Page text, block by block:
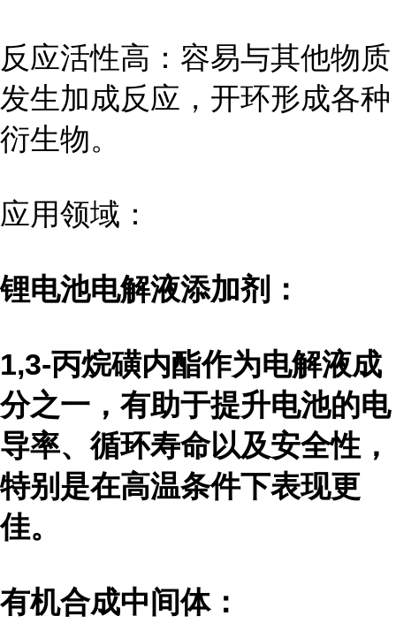
反应活性高：容易与其他物质
发生加成反应，开环形成各种
衍生物。
应用领域：
锂电池电解液添加剂：
1,3-丙烷磺内酯作为电解液成
分之一，有助于提升电池的电
导率、循环寿命以及安全性，
特别是在高温条件下表现更
佳。
有机合成中间体：